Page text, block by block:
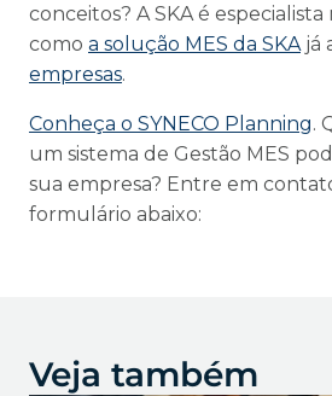
conceitos? A SKA é especialista
como a solução MES da SKA já
empresas.
Conheça o SYNECO Planning.
um sistema de Gestão MES
sua empresa? Entre em
formulário abaixo:
Veja também